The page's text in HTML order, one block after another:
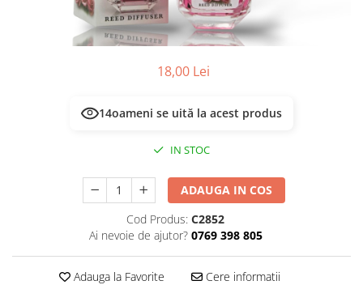
18,00 Lei
17oameni se uită la acest produs
IN STOC
ADAUGA IN COS
Cod Produs: C2852
Ai nevoie de ajutor? 0769 398 805
Adauga la Favorite Cere informatii